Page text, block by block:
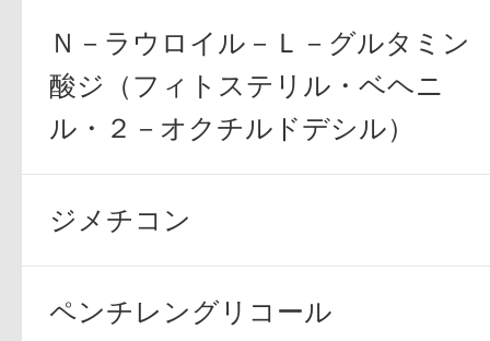
スキンクリア
クレンズオイル
Ｎ－ラウロイル－Ｌ－グルタミン
酸ジ（フィトステリル・ベヘニ
ル・２－オクチルドデシル）
ジメチコン
ペンチレングリコール